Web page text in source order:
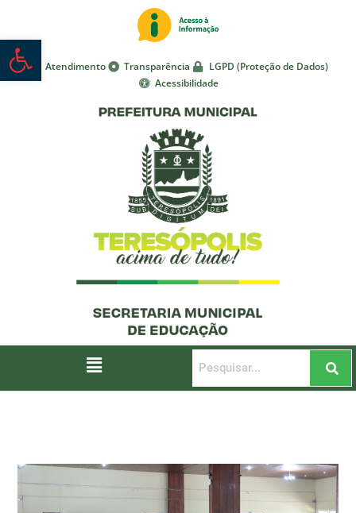
Abrir a barra de ferramentas
Atendimento Transparência
LGPD (Proteção de Dados)
Acessibilidade